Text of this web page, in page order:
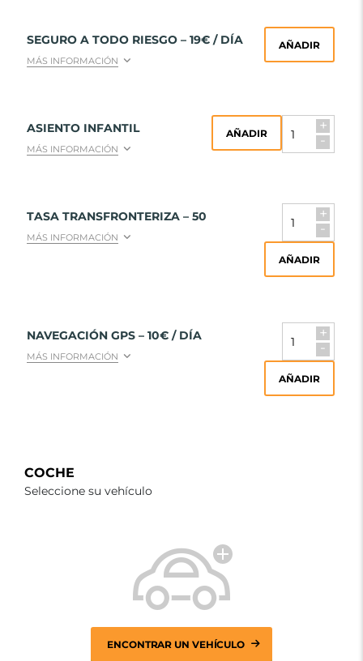
SEGURO A TODO RIESGO – 19€ / DÍA
MÁS INFORMACIÓN
AÑADIR
ASIENTO INFANTIL
MÁS INFORMACIÓN
+
-
AÑADIR
TASA TRANSFRONTERIZA – 50
MÁS INFORMACIÓN
+
-
AÑADIR
NAVEGACIÓN GPS – 10€ / DÍA
MÁS INFORMACIÓN
+
-
AÑADIR
COCHE
Seleccione su vehículo
ENCONTRAR UN VEHÍCULO